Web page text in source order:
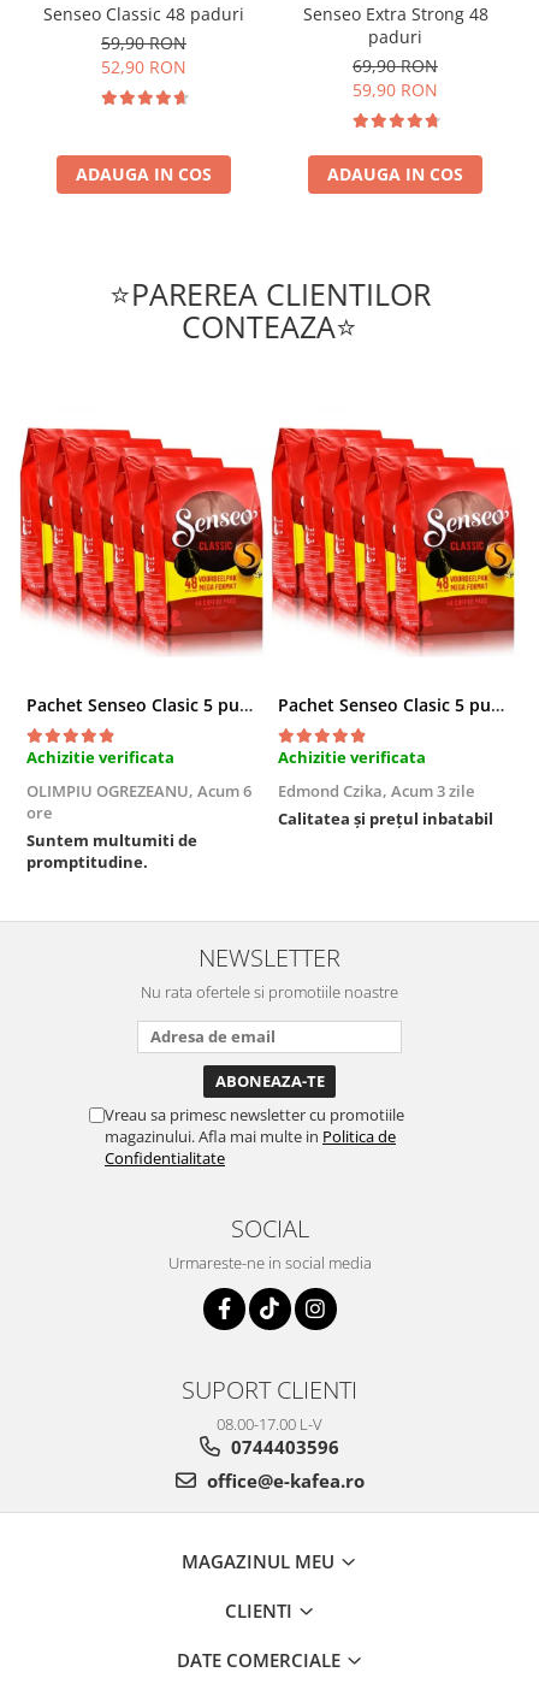
Senseo Classic 48 paduri
59,90 RON
52,90 RON
ADAUGA IN COS
Senseo Extra Strong 48
paduri
69,90 RON
59,90 RON
ADAUGA IN COS
⭐PAREREA CLIENTILOR
CONTEAZA⭐
Pachet Senseo Clasic 5 pungi x 48 paduri
Achizitie verificata
OLIMPIU OGREZEANU, Acum 6
ore
Suntem multumiti de
promptitudine.
Pachet Senseo Clasic 5 pungi x 48 paduri
Achizitie verificata
Edmond Czika, Acum 3 zile
Calitatea și prețul inbatabil
NEWSLETTER
Nu rata ofertele si promotiile noastre
Vreau sa primesc newsletter cu promotiile
magazinului. Afla mai multe in Politica de
Confidentialitate
SOCIAL
Urmareste-ne in social media
SUPORT CLIENTI
08.00-17.00 L-V
0744403596
office@e-kafea.ro
MAGAZINUL MEU
CLIENTI
DATE COMERCIALE